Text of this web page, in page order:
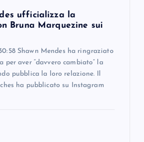
ufficializza la
Bruna Marquezine sui
Shawn Mendes ha ringraziato
per aver “davvero cambiato” la
pubblica la loro relazione. Il
ha pubblicato su Instagram